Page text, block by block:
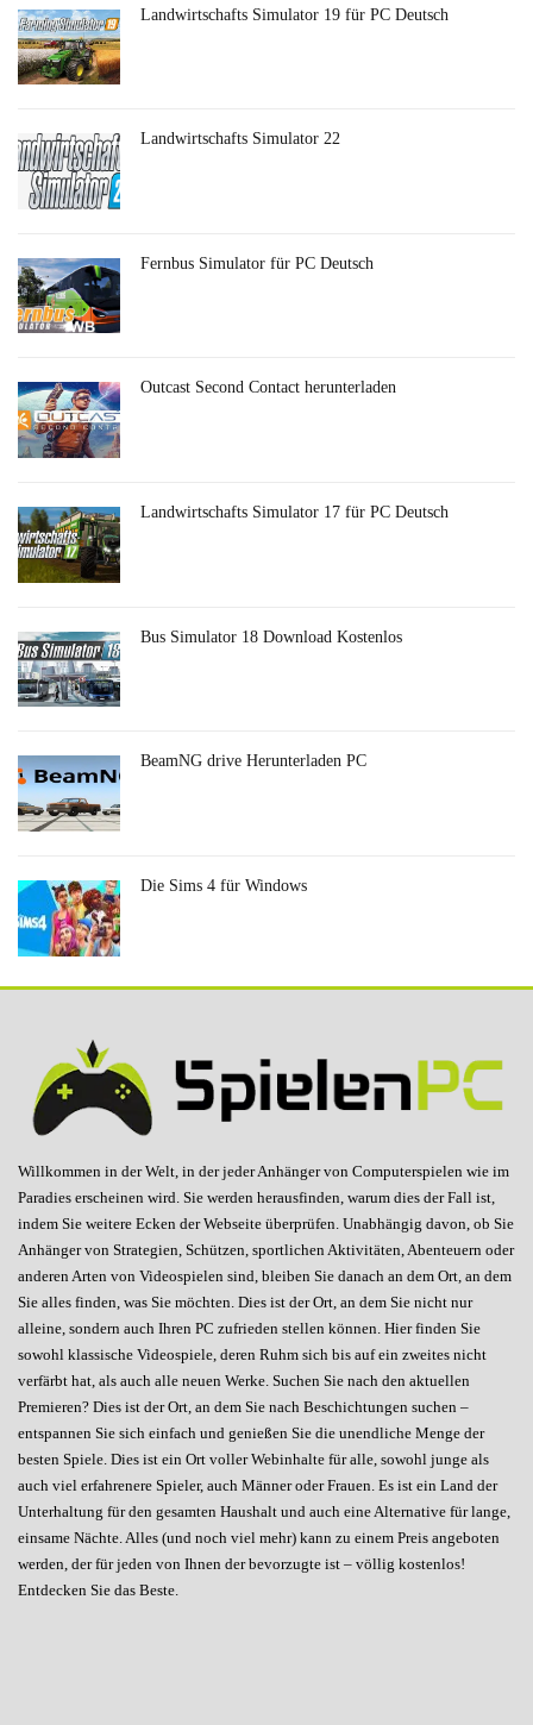
Landwirtschafts Simulator 19 für PC Deutsch
Landwirtschafts Simulator 22
Fernbus Simulator für PC Deutsch
Outcast Second Contact herunterladen
Landwirtschafts Simulator 17 für PC Deutsch
Bus Simulator 18 Download Kostenlos
BeamNG drive Herunterladen PC
Die Sims 4 für Windows
Willkommen in der Welt, in der jeder Anhänger von Computerspielen wie im
Paradies erscheinen wird. Sie werden herausfinden, warum dies der Fall ist,
indem Sie weitere Ecken der Webseite überprüfen. Unabhängig davon, ob Sie
Anhänger von Strategien, Schützen, sportlichen Aktivitäten, Abenteuern oder
anderen Arten von Videospielen sind, bleiben Sie danach an dem Ort, an dem
Sie alles finden, was Sie möchten. Dies ist der Ort, an dem Sie nicht nur
alleine, sondern auch Ihren PC zufrieden stellen können. Hier finden Sie
sowohl klassische Videospiele, deren Ruhm sich bis auf ein zweites nicht
verfärbt hat, als auch alle neuen Werke. Suchen Sie nach den aktuellen
Premieren? Dies ist der Ort, an dem Sie nach Beschichtungen suchen –
entspannen Sie sich einfach und genießen Sie die unendliche Menge der
besten Spiele. Dies ist ein Ort voller Webinhalte für alle, sowohl junge als
auch viel erfahrenere Spieler, auch Männer oder Frauen. Es ist ein Land der
Unterhaltung für den gesamten Haushalt und auch eine Alternative für lange,
einsame Nächte. Alles (und noch viel mehr) kann zu einem Preis angeboten
werden, der für jeden von Ihnen der bevorzugte ist – völlig kostenlos!
Entdecken Sie das Beste.